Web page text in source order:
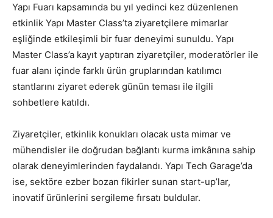
Yapı Fuarı kapsamında bu yıl yedinci kez düzenlenen
etkinlik Yapı Master Class’ta ziyaretçilere mimarlar
eşliğinde etkileşimli bir fuar deneyimi sunuldu. Yapı
Master Class’a kayıt yaptıran ziyaretçiler, moderatörler ile
fuar alanı içinde farklı ürün gruplarından katılımcı
stantlarını ziyaret ederek günün teması ile ilgili
sohbetlere katıldı.
Ziyaretçiler, etkinlik konukları olacak usta mimar ve
mühendisler ile doğrudan bağlantı kurma imkânına sahip
olarak deneyimlerinden faydalandı. Yapı Tech Garage’da
ise, sektöre ezber bozan fikirler sunan start-up’lar,
inovatif ürünlerini sergileme fırsatı buldular.